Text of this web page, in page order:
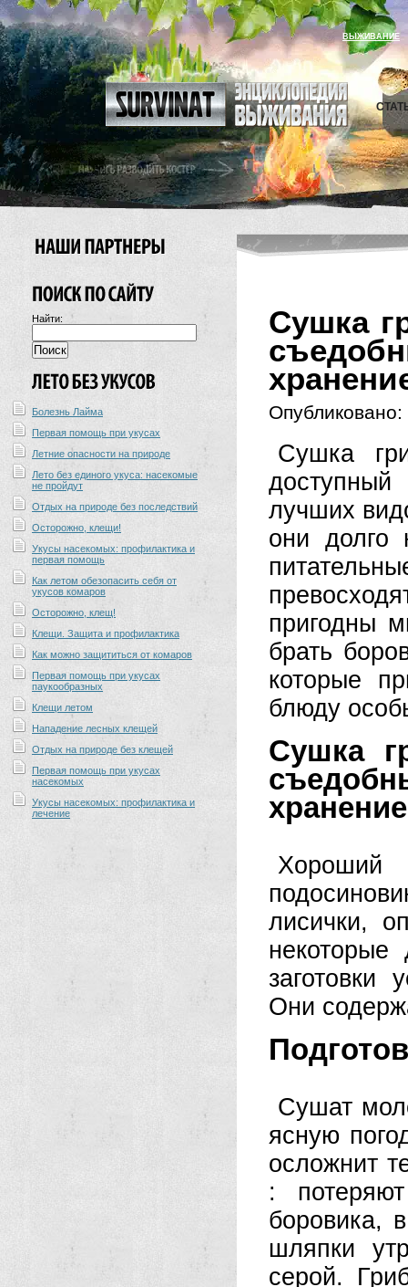
ВЫЖИВАНИЕ
Найти:
Болезнь Лайма
Первая помощь при укусах
Летние опасности на природе
Лето без единого укуса: насекомые
не пройдут
Отдых на природе без последствий
Осторожно, клещи!
Укусы насекомых: профилактика и
первая помощь
Как летом обезопасить себя от
укусов комаров
Осторожно, клещ!
Клещи. Защита и профилактика
Как можно защититься от комаров
Первая помощь при укусах
паукообразных
Клещи летом
Нападение лесных клещей
Отдых на природе без клещей
Первая помощь при укусах
насекомых
Укусы насекомых: профилактика и
лечение
Сушка
Опубликовано:
Сушка
лучших
они долго
пригодны
брать
которые
блюду
Сушка
Хороший
лисички,
некоторые
заготовки
Они
Сушат
ясную
осложнит
:
боровика,
шляпки
серой.